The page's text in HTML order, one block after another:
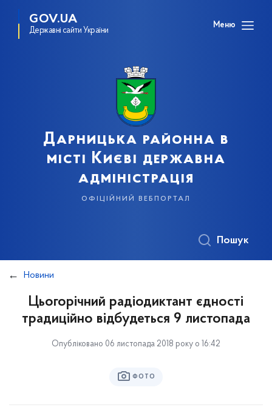
GOV.UA
Державні сайти України
Меню
Дарницька районна в
місті Києві державна
адміністрація
офіційний вебпортал
Пошук
Новини
Цьогорічний радіодиктант єдності
традиційно відбудеться 9 листопада
Опубліковано 06 листопада 2018 року о 16:42
ФОТО